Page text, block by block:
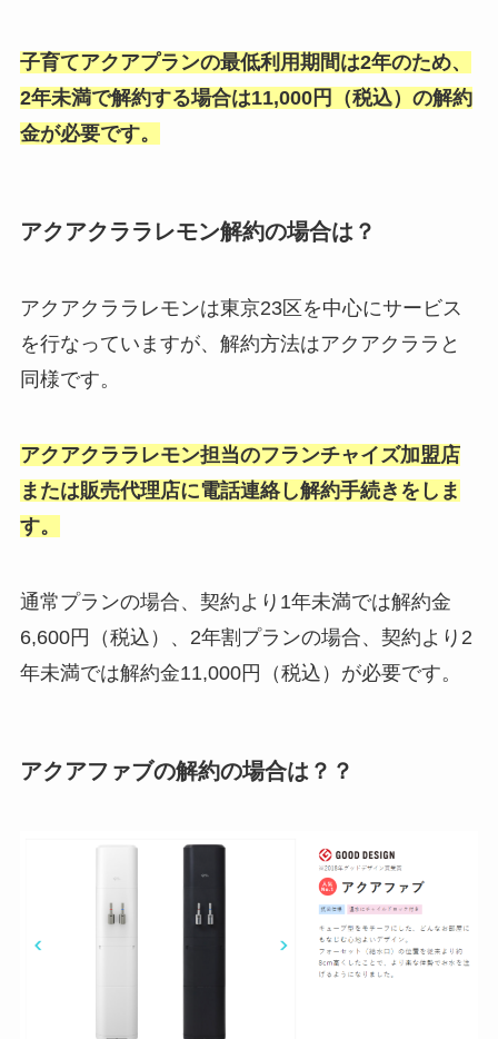
子育てアクアプランの最低利用期間は2年のため、
2年未満で解約する場合は11,000円（税込）の解約
金が必要です。
アクアクララレモン解約の場合は？
アクアクララレモンは東京23区を中心にサービス
を行なっていますが、解約方法はアクアクララと
同様です。
アクアクララレモン担当のフランチャイズ加盟店
または販売代理店に電話連絡し解約手続きをしま
す。
通常プランの場合、契約より1年未満では解約金
6,600円（税込）、2年割プランの場合、契約より2
年未満では解約金11,000円（税込）が必要です。
アクアファブの解約の場合は？？